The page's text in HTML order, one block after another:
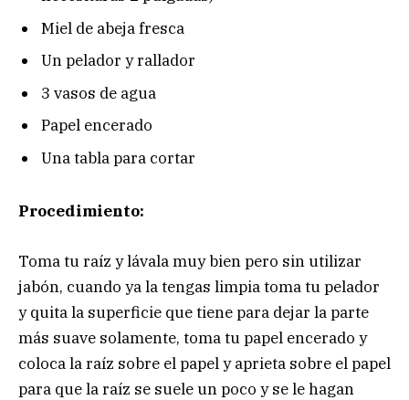
Miel de abeja fresca
Un pelador y rallador
3 vasos de agua
Papel encerado
Una tabla para cortar
Procedimiento:
Toma tu raíz y lávala muy bien pero sin utilizar
jabón, cuando ya la tengas limpia toma tu pelador
y quita la superficie que tiene para dejar la parte
más suave solamente, toma tu papel encerado y
coloca la raíz sobre el papel y aprieta sobre el papel
para que la raíz se suele un poco y se le hagan